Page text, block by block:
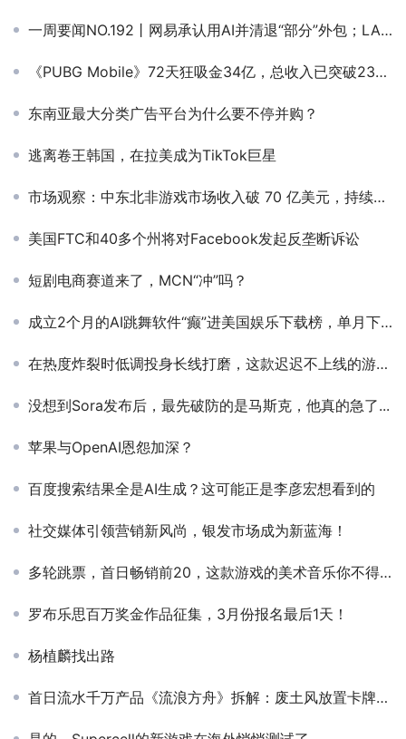
一周要闻NO.192丨网易承认用AI并清退“部分”外包；LABUBU要出真人动画电影；亚马逊与京东进入“小时级”比拼；阿里巴巴成立Token事业群
《PUBG Mobile》72天狂吸金34亿，总收入已突破239亿
东南亚最大分类广告平台为什么要不停并购？
逃离卷王韩国，在拉美成为TikTok巨星
市场观察：中东北非游戏市场收入破 70 亿美元，持续快速增长
美国FTC和40多个州将对Facebook发起反垄断诉讼
短剧电商赛道来了，MCN“冲”吗？
成立2个月的AI跳舞软件“癫”进美国娱乐下载榜，单月下载量破15万
在热度炸裂时低调投身长线打磨，这款迟迟不上线的游戏在等什么？
没想到Sora发布后，最先破防的是马斯克，他真的急了...
苹果与OpenAI恩怨加深？
百度搜索结果全是AI生成？这可能正是李彦宏想看到的
社交媒体引领营销新风尚，银发市场成为新蓝海！
多轮跳票，首日畅销前20，这款游戏的美术音乐你不得不服
罗布乐思百万奖金作品征集，3月份报名最后1天！
杨植麟找出路
首日流水千万产品《流浪方舟》拆解：废土风放置卡牌+回合制弹珠